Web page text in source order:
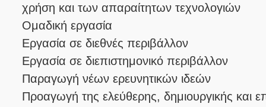
χρήση και των απαραίτητων τεχνολογιών
Ομαδική εργασία
Εργασία σε διεθνές περιβάλλον
Εργασία σε διεπιστημονικό περιβάλλον
Παραγωγή νέων ερευνητικών ιδεών
Προαγωγή της ελεύθερης, δημιουργικής και